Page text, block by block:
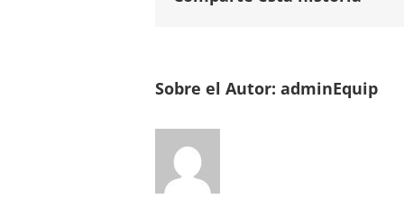
Sobre el Autor: adminEquip